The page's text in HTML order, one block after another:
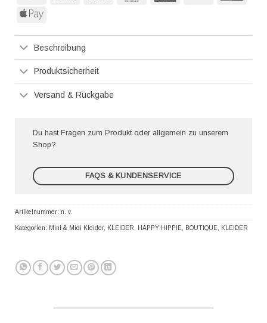
Apple
Beschreibung
Produktsicherheit
Versand & Rückgabe
Du hast Fragen zum Produkt oder allgemein zu unserem
Shop?
FAQS & KUNDENSERVICE
Artikelnummer: n. v.
Kategorien: Mini & Midi Kleider, KLEIDER HAPPY HIPPIE BOUTIQUE KLEIDER